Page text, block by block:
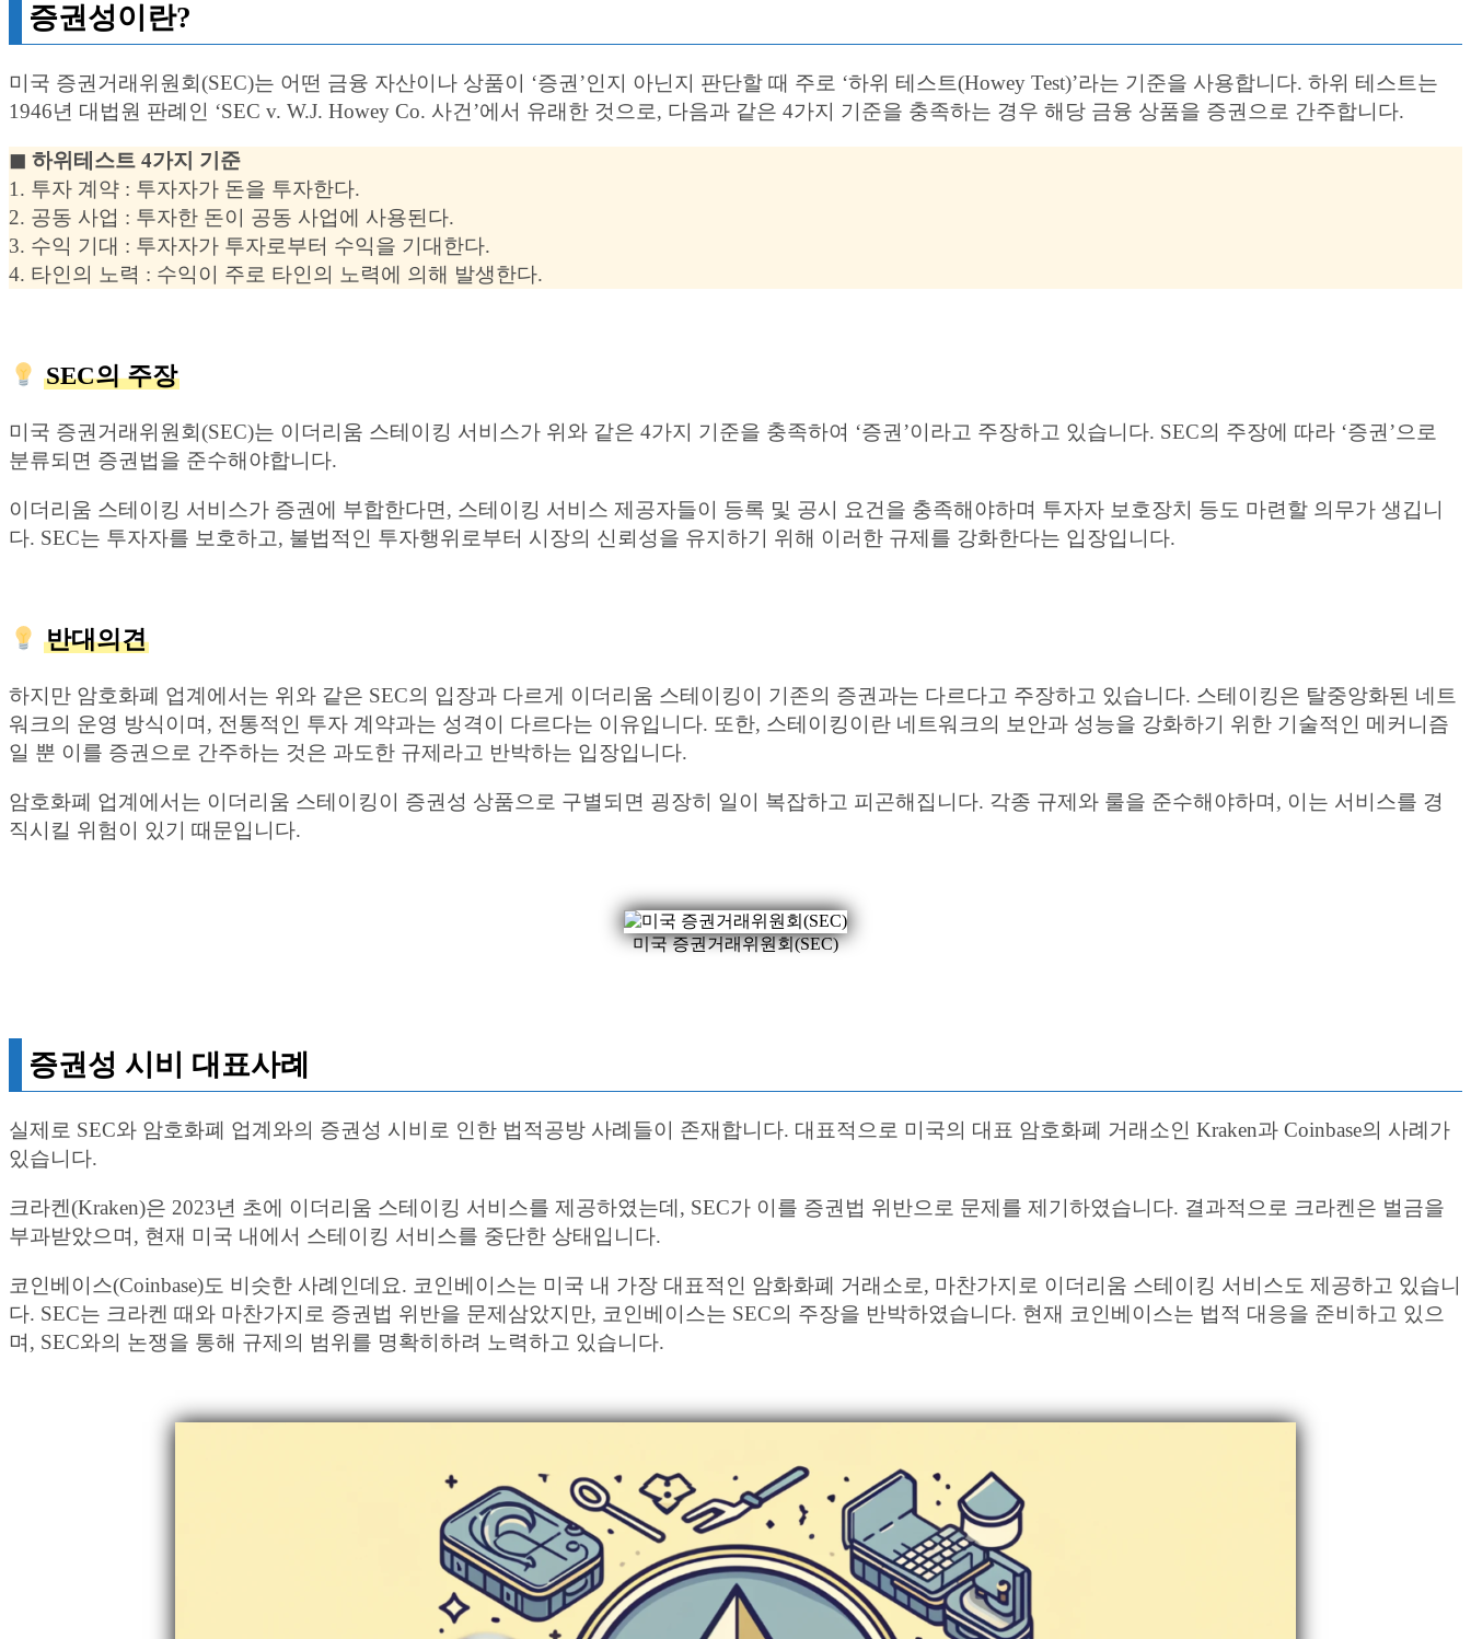
증권성이란?
미국 증권거래위원회(SEC)는 어떤 금융 자산이나 상품이 ‘증권’인지 아닌지 판단할 때 주로 ‘하위 테스트(Howey Test)’라는 기준을 사용합니다. 하위 테스트는
1946년 대법원 판례인 ‘SEC v. W.J. Howey Co. 사건’에서 유래한 것으로, 다음과 같은 4가지 기준을 충족하는 경우 해당 금융 상품을 증권으로 간주합니다.
◼︎ 하위테스트 4가지 기준
1. 투자 계약 : 투자자가 돈을 투자한다.
2. 공동 사업 : 투자한 돈이 공동 사업에 사용된다.
3. 수익 기대 : 투자자가 투자로부터 수익을 기대한다.
4. 타인의 노력 : 수익이 주로 타인의 노력에 의해 발생한다.
SEC의 주장
미국 증권거래위원회(SEC)는 이더리움 스테이킹 서비스가 위와 같은 4가지 기준을 충족하여 ‘증권’이라고 주장하고 있습니다. SEC의 주장에 따라 ‘증권’으로
분류되면 증권법을 준수해야합니다.
이더리움 스테이킹 서비스가 증권에 부합한다면, 스테이킹 서비스 제공자들이 등록 및 공시 요건을 충족해야하며 투자자 보호장치 등도 마련할 의무가 생깁니
다. SEC는 투자자를 보호하고, 불법적인 투자행위로부터 시장의 신뢰성을 유지하기 위해 이러한 규제를 강화한다는 입장입니다.
반대의견
하지만 암호화폐 업계에서는 위와 같은 SEC의 입장과 다르게 이더리움 스테이킹이 기존의 증권과는 다르다고 주장하고 있습니다. 스테이킹은 탈중앙화된 네트
워크의 운영 방식이며, 전통적인 투자 계약과는 성격이 다르다는 이유입니다. 또한, 스테이킹이란 네트워크의 보안과 성능을 강화하기 위한 기술적인 메커니즘
일 뿐 이를 증권으로 간주하는 것은 과도한 규제라고 반박하는 입장입니다.
암호화폐 업계에서는 이더리움 스테이킹이 증권성 상품으로 구별되면 굉장히 일이 복잡하고 피곤해집니다. 각종 규제와 룰을 준수해야하며, 이는 서비스를 경
직시킬 위험이 있기 때문입니다.
미국 증권거래위원회(SEC)
증권성 시비 대표사례
실제로 SEC와 암호화폐 업계와의 증권성 시비로 인한 법적공방 사례들이 존재합니다. 대표적으로 미국의 대표 암호화폐 거래소인 Kraken과 Coinbase의 사례가
있습니다.
크라켄(Kraken)은 2023년 초에 이더리움 스테이킹 서비스를 제공하였는데, SEC가 이를 증권법 위반으로 문제를 제기하였습니다. 결과적으로 크라켄은 벌금을
부과받았으며, 현재 미국 내에서 스테이킹 서비스를 중단한 상태입니다.
코인베이스(Coinbase)도 비슷한 사례인데요. 코인베이스는 미국 내 가장 대표적인 암화화폐 거래소로, 마찬가지로 이더리움 스테이킹 서비스도 제공하고 있습니
다. SEC는 크라켄 때와 마찬가지로 증권법 위반을 문제삼았지만, 코인베이스는 SEC의 주장을 반박하였습니다. 현재 코인베이스는 법적 대응을 준비하고 있으
며, SEC와의 논쟁을 통해 규제의 범위를 명확히하려 노력하고 있습니다.